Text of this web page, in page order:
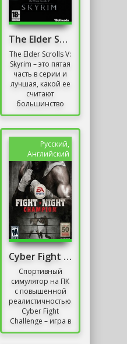
The Elder Scrolls V: Skyrim (2011-2013)
The Elder Scrolls V:
Skyrim – это пятая
часть в серии и
лучшая, какой ее
считают
большинство
игроков. Этот
и,...
Русский,
Английский
Cyber Fight Challenge Скачать Торрент
Спортивный
симулятор на ПК
с повышенной
реалистичностью.
Cyber Fight
Challenge – игра в
жанре